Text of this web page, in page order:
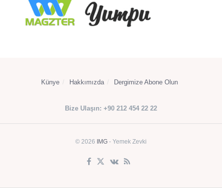
Künye Hakkımızda Dergimize Abone Olun
Bize Ulaşın: +90 212 454 22 22
© 2026 IMG - Yemek Zevki